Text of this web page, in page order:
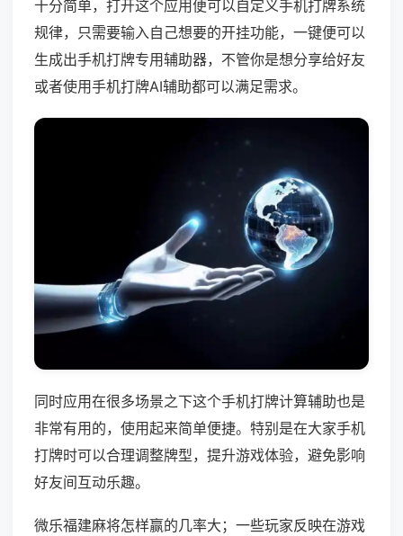
十分简单，打开这个应用便可以自定义手机打牌系统
规律，只需要输入自己想要的开挂功能，一键便可以
生成出手机打牌专用辅助器，不管你是想分享给好友
或者使用手机打牌AI辅助都可以满足需求。
同时应用在很多场景之下这个手机打牌计算辅助也是
非常有用的，使用起来简单便捷。特别是在大家手机
打牌时可以合理调整牌型，提升游戏体验，避免影响
好友间互动乐趣。
微乐福建麻将怎样赢的几率大；一些玩家反映在游戏